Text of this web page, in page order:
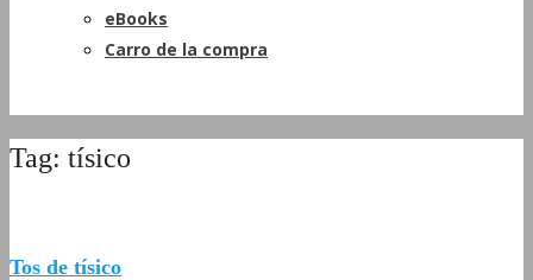
eBooks
Carro de la compra
Tag: tísico
Tos de tísico